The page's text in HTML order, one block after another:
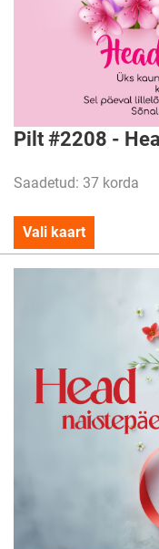
Pilt #2208 -
Saadetud: 37 korda
Vali kaart